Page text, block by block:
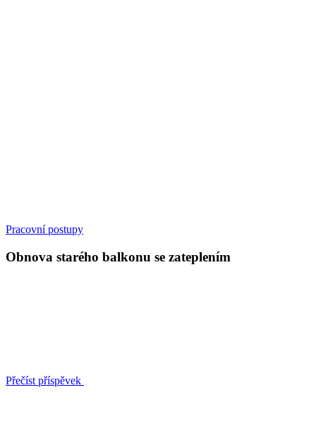
Pracovní postupy
Obnova starého balkonu se zateplením
Přečíst příspěvek